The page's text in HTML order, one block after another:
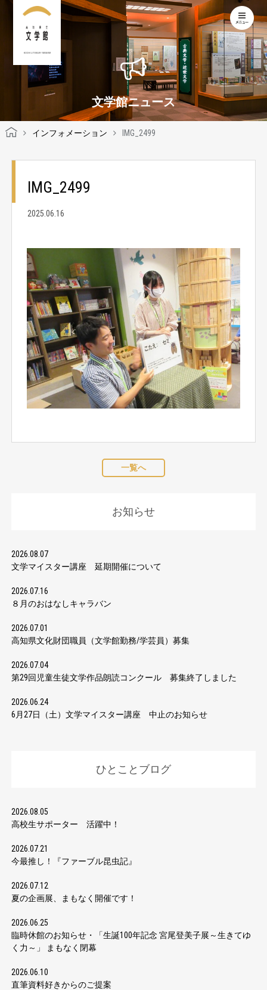
KOCHI LITERARY MUSEUM
文学館ニュース
インフォメーション IMG_2499
IMG_2499
2025.06.16
一覧へ
お知らせ
2026.08.07
文学マイスター講座 延期開催について
2026.07.16
８月のおはなしキャラバン
2026.07.01
高知県文化財団職員（文学館勤務/学芸員）募集
2026.07.04
第29回児童生徒文学作品朗読コンクール 募集終了しました
2026.06.24
6月27日（土）文学マイスター講座 中止のお知らせ
ひとことブログ
2026.08.05
高校生サポーター 活躍中！
2026.07.21
今最推し！『ファーブル昆虫記』
2026.07.12
夏の企画展、まもなく開催です！
2026.06.25
臨時休館のお知らせ・「生誕100年記念 宮尾登美子展～生きてゆ
く力～」 まもなく閉幕
2026.06.10
直筆資料好きからのご提案